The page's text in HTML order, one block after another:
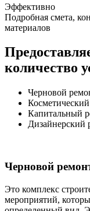
Эффективно
Подробная смета,
материалов
количество
Черновой
Капитальный
Дизайнерский
Черновой
Это комплекс
мероприятий,